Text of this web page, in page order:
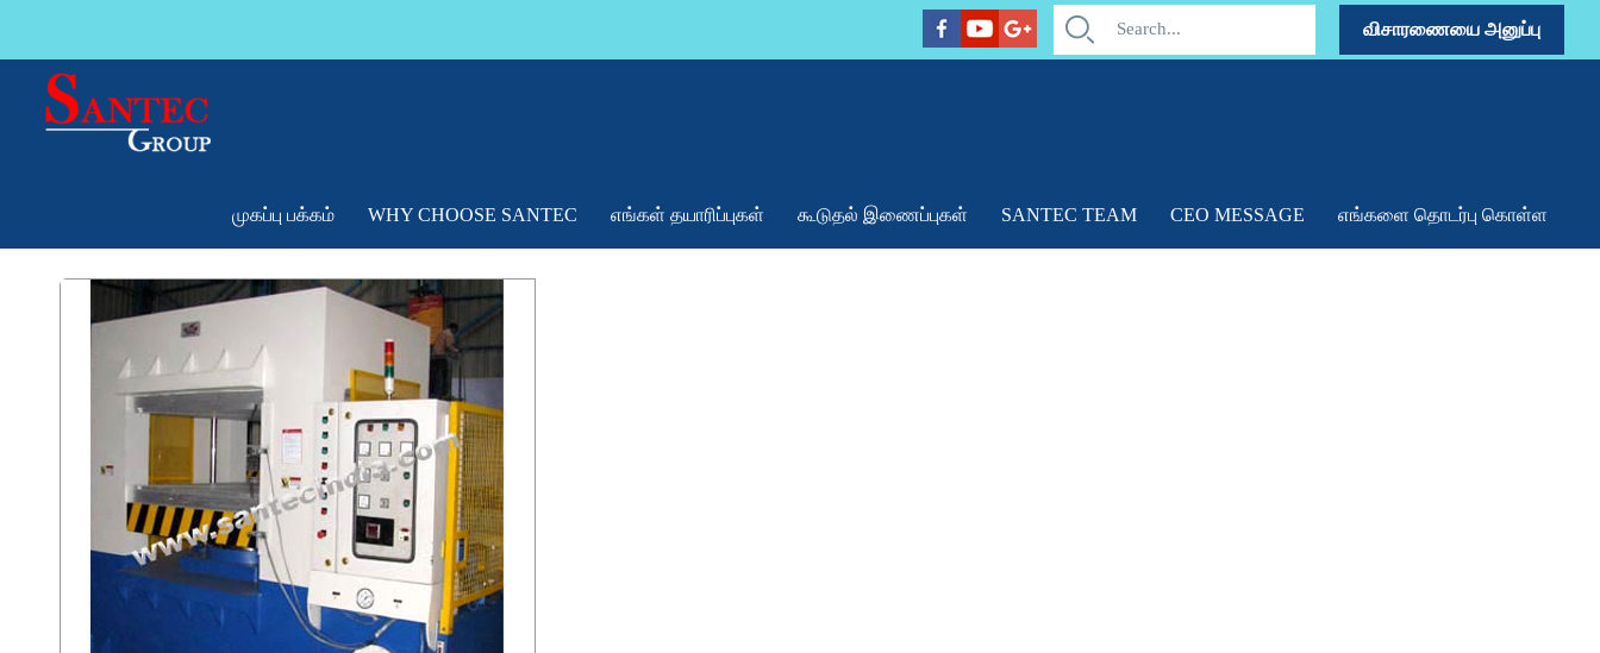
விசாரணையை அனுப்பு
முகப்பு பக்கம் WHY CHOOSE SANTEC எங்கள் தயாரிப்புகள் கூடுதல் இணைப்புகள் SANTEC TEAM CEO MESSAGE எங்களை தொடர்பு கொள்ள